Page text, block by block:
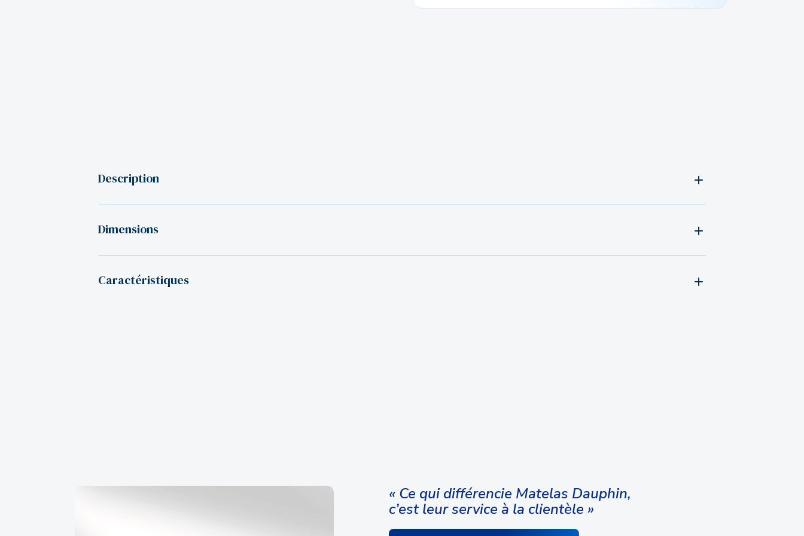
Description
Dimensions
Caractéristiques
« Ce qui différencie Matelas Dauphin,
c’est leur service à la clientèle »